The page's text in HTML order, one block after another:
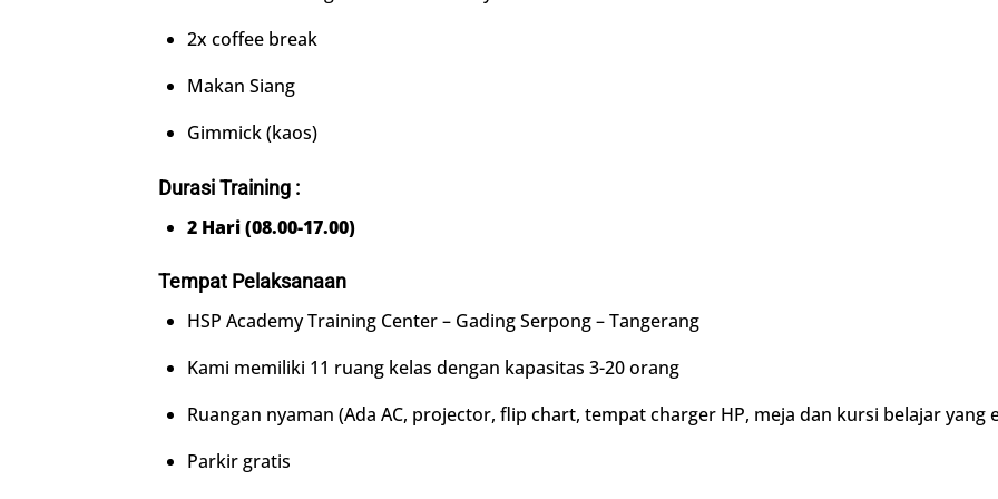
2x coffee break
Makan Siang
Gimmick (kaos)
Durasi Training :
2 Hari (08.00-17.00)
Tempat Pelaksanaan
HSP Academy Training Center – Gading Serpong – Tangerang
Kami memiliki 11 ruang kelas dengan kapasitas 3-20 orang
Ruangan nyaman (Ada AC, projector, flip chart, tempat charger HP, meja dan kursi belajar yang
Parkir gratis